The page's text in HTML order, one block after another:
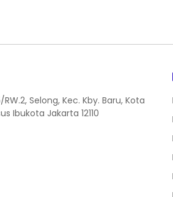
Selong, Kec. Kby. Baru, Kota
Ibukota Jakarta 12110